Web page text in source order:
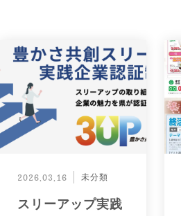
2026.03.16 未分類
スリーアップ実践